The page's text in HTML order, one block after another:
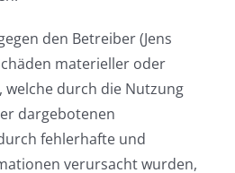
den Betreiber (Jens
materieller oder
welche durch die Nutzung
dargebotenen
fehlerhafte und
verursacht wurden,